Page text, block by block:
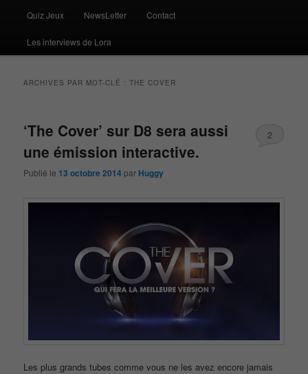
Quiz Jeux NewsLetter Contact
Les interviews de Lora
ARCHIVES PAR MOT-CLÉ :THE COVER
‘The Cover’ sur D8 sera aussi
une émission interactive.
Publié le 13 octobre 2014 par Huggy
2
Les plus grands tubes comme vous ne les avez encore jamais